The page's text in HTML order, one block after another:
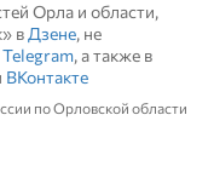
Орла и области,
в Дзене, не
Telegram, а также в
ВКонтакте
по Орловской области